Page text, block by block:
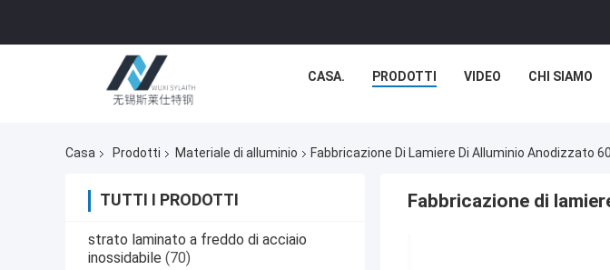
CASA. PRODOTTI VIDEO CHI SIAMO
Casa Prodotti Materiale di alluminio Fabbricazione Di Lamiere Di Alluminio Anodizzato
TUTTI I PRODOTTI
strato laminato a freddo di acciaio
inossidabile (70)
Fabbricazione di